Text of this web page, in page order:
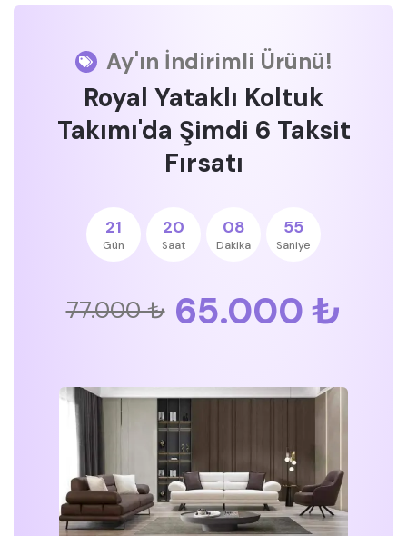
Ay'ın İndirimli Ürünü!
Royal Yataklı Koltuk
Takımı'da Şimdi 6 Taksit
Fırsatı
21
Gün
20
Saat
08
Dakika
54
Saniye
77.000 ₺ 65.000 ₺